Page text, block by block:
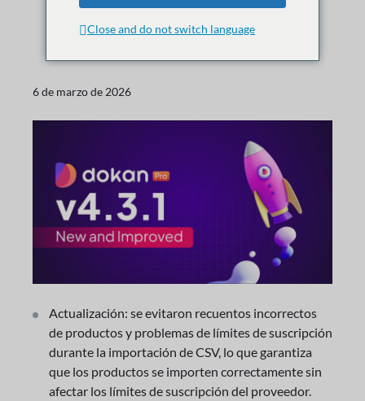
6 de marzo de 2026
Actualización: se evitaron recuentos incorrectos
de productos y problemas de límites de suscripción
durante la importación de CSV, lo que garantiza
que los productos se importen correctamente sin
afectar los límites de suscripción del proveedor.
Close and do not switch language